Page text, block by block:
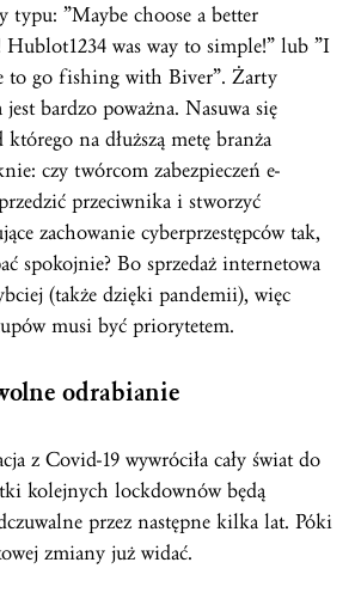
typu: ”Maybe choose a better
was way to simple!” lub ”I
to go fishing with Biver”. Żarty
jest bardzo poważna. Nasuwa się
na dłuższą metę branża
czy twórcom zabezpieczeń e-
przeciwnika i stworzyć
zachowanie cyberprzestępców tak,
spokojnie? Bo sprzedaż internetowa
(także dzięki pandemii), więc
musi być priorytetem.
odrabianie
z Covid-19 wywróciła cały świat do
kolejnych lockdownów będą
przez następne kilka lat. Póki
zmiany już widać.